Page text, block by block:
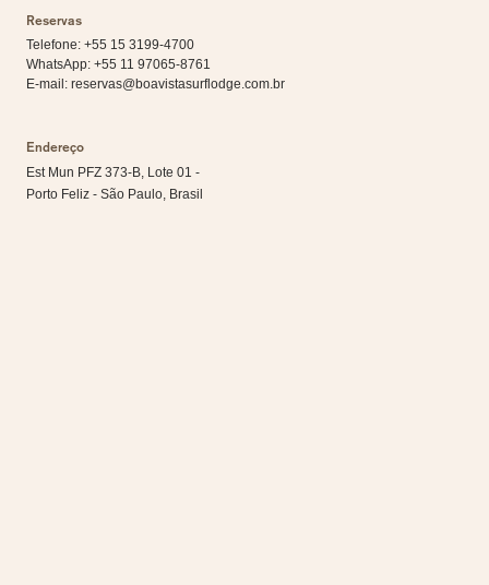
Reservas
Telefone: +55 15 3199-4700
WhatsApp: +55 11 97065-8761
E-mail: reservas@boavistasurflodge.com.br
Endereço
Est Mun PFZ 373-B, Lote 01 -
Porto Feliz - São Paulo, Brasil